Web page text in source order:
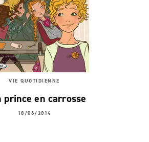
VIE QUOTIDIENNE
prince en carrosse
18/06/2014